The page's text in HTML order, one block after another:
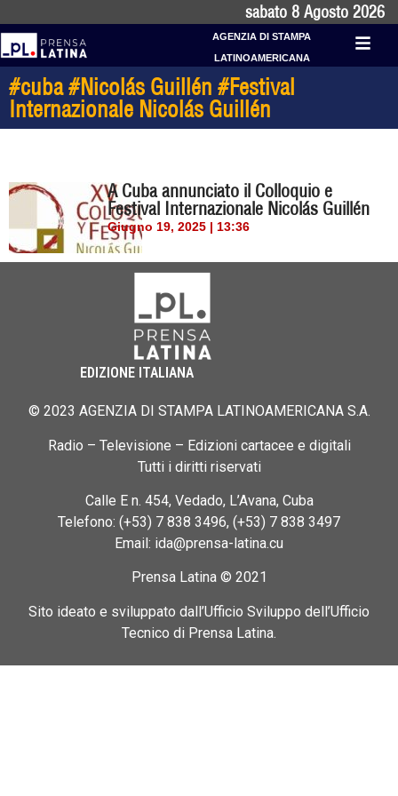
sabato 8 Agosto 2026
AGENZIA DI STAMPA
LATINOAMERICANA
#cuba #Nicolás Guillén #Festival
Internazionale Nicolás Guillén
A Cuba annunciato il Colloquio e
Festival Internazionale Nicolás Guillén
Giugno 19, 2025 | 13:36
EDIZIONE ITALIANA
© 2023 AGENZIA DI STAMPA LATINOAMERICANA S.A.
Radio – Televisione – Edizioni cartacee e digitali
Tutti i diritti riservati
Calle E n. 454, Vedado, L’Avana, Cuba
Telefono: (+53) 7 838 3496, (+53) 7 838 3497
Email: ida@prensa-latina.cu
Prensa Latina © 2021
Sito ideato e sviluppato dall’Ufficio Sviluppo dell’Ufficio
Tecnico di Prensa Latina.